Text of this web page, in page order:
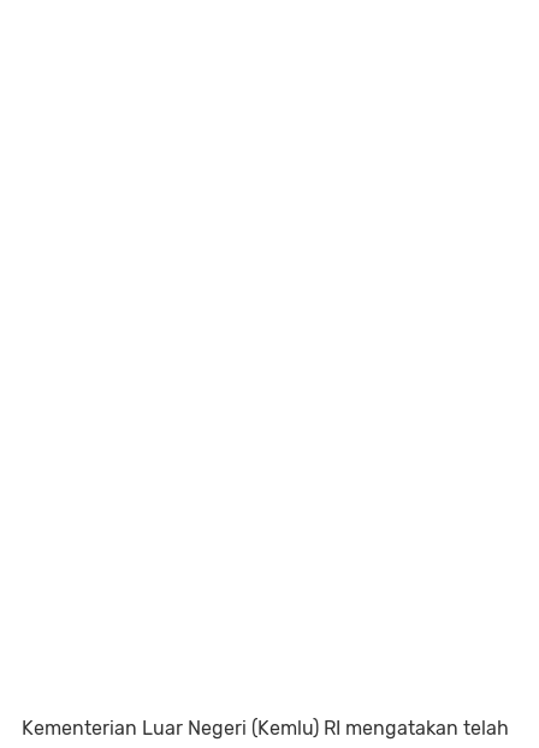
Kementerian Luar Negeri (Kemlu) RI mengatakan telah